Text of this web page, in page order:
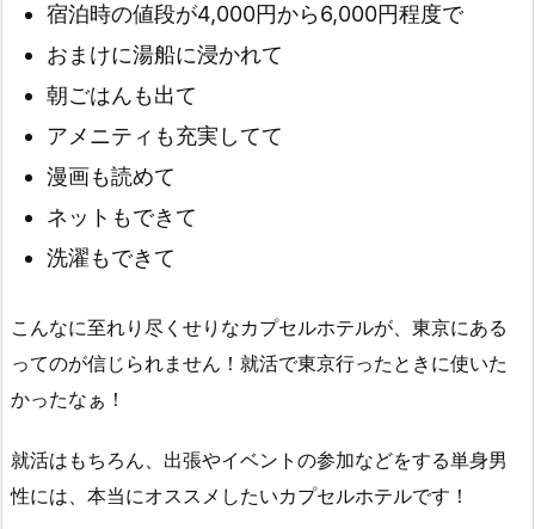
宿泊時の値段が4,000円から6,000円程度で
おまけに湯船に浸かれて
朝ごはんも出て
アメニティも充実してて
漫画も読めて
ネットもできて
洗濯もできて
こんなに至れり尽くせりなカプセルホテルが、東京にある
ってのが信じられません！就活で東京行ったときに使いた
かったなぁ！
就活はもちろん、出張やイベントの参加などをする単身男
性には、本当にオススメしたいカプセルホテルです！